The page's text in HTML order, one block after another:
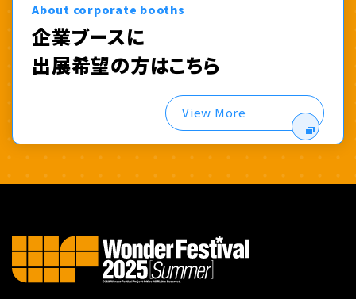
About corporate booths
企業ブースに
出展希望の方はこちら
View More